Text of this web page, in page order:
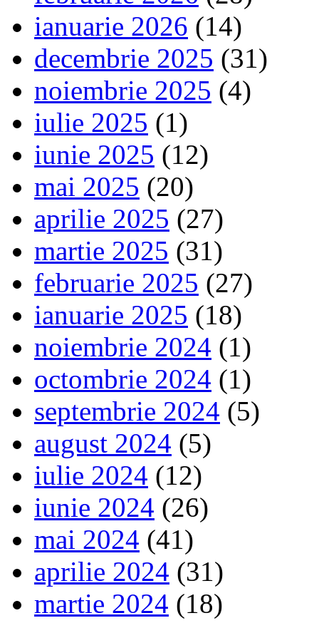
ianuarie 2026 (14)
decembrie 2025 (31)
noiembrie 2025 (4)
iulie 2025 (1)
iunie 2025 (12)
mai 2025 (20)
aprilie 2025 (27)
martie 2025 (31)
februarie 2025 (27)
ianuarie 2025 (18)
noiembrie 2024 (1)
octombrie 2024 (1)
septembrie 2024 (5)
august 2024 (5)
iulie 2024 (12)
iunie 2024 (26)
mai 2024 (41)
aprilie 2024 (31)
martie 2024 (18)